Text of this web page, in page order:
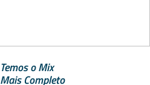
Temos o Mix
Mais Completo